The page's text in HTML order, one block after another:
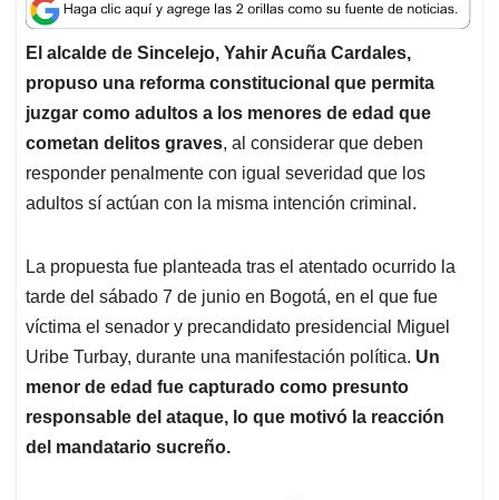
a
t
s
A
p
p
c
e
b
o
o
k
n
k
e
d
I
n
a
i
l
r
e
a
d
s
El alcalde de Sincelejo, Yahir Acuña Cardales,
propuso una reforma constitucional que permita
juzgar como adultos a los menores de edad que
cometan delitos graves, al considerar que deben
responder penalmente con igual severidad que los
adultos sí actúan con la misma intención criminal.
La propuesta fue planteada tras el atentado ocurrido la
tarde del sábado 7 de junio en Bogotá, en el que fue
víctima el senador y precandidato presidencial Miguel
Uribe Turbay, durante una manifestación política. Un
menor de edad fue capturado como presunto
responsable del ataque, lo que motivó la reacción
del mandatario sucreño.